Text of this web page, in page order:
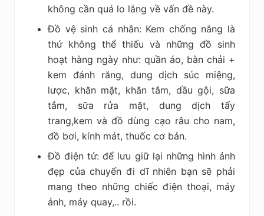
không cần quá lo lắng về vấn đề này.
Đồ vệ sinh cá nhân: Kem chống nắng là
thứ không thể thiếu và những đồ sinh
hoạt hàng ngày như: quần áo, bàn chải +
kem đánh răng, dung dịch súc miệng,
lược, khăn mặt, khăn tắm, dầu gội, sữa
tắm, sữa rửa mặt, dung dịch tẩy
trang,kem và đồ dùng cạo râu cho nam,
đồ bơi, kính mát, thuốc cơ bản.
Đồ điện tử: để lưu giữ lại những hình ảnh
đẹp của chuyến đi dĩ nhiên bạn sẽ phải
mang theo những chiếc điện thoại, máy
ảnh, máy quay,.. rồi.